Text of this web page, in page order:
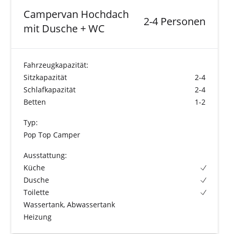
Campervan Hochdach
mit Dusche + WC
2-4 Personen
Fahrzeugkapazität:
Sitzkapazität
2-4
Schlafkapazität
2-4
Betten
1-2
Typ:
Pop Top Camper
Ausstattung:
Küche
Dusche
Toilette
Wassertank, Abwassertank
Heizung